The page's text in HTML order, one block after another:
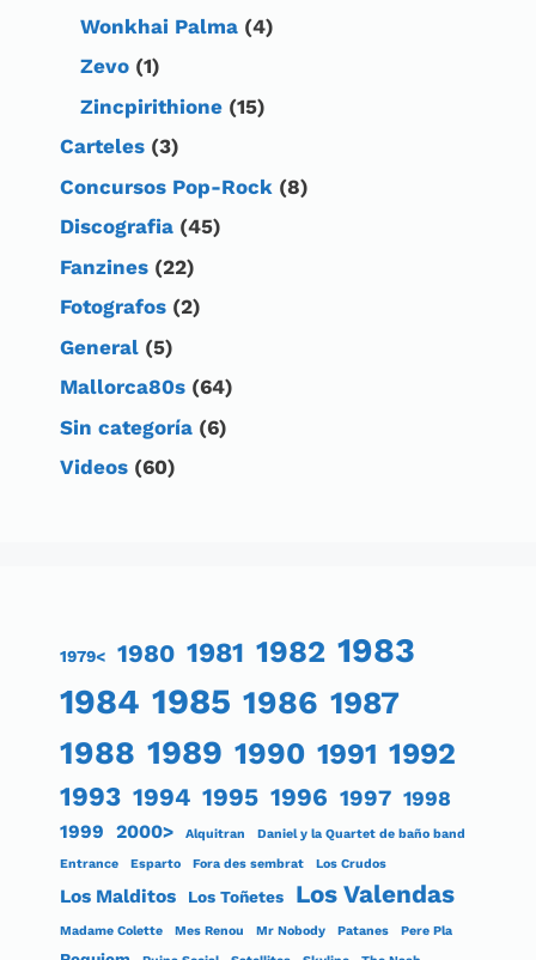
Wonkhai Palma (4)
Zevo (1)
Zincpirithione (15)
Carteles (3)
Concursos Pop-Rock (8)
Discografia (45)
Fanzines (22)
Fotografos (2)
General (5)
Mallorca80s (64)
Sin categoría (6)
Videos (60)
1979< 1980 1981 1982 1983
1984 1985 1986 1987
1988 1989 1990 1991 1992
1993 1994 1995 1996 1997 1998
1999 2000> Alquitran
Daniel y la Quartet de baño band
Entrance
Esparto Fora des sembrat Los Crudos
Los Malditos Los Toñetes Los Valendas
Madame Colette Mes Renou Mr Nobody Patanes Pere Pla